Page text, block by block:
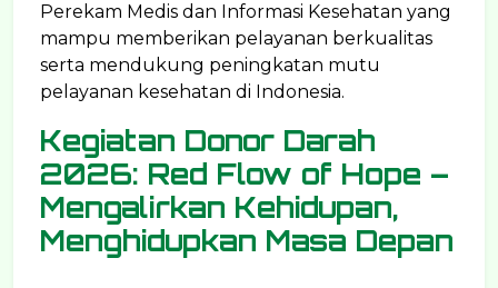
Perekam Medis dan Informasi Kesehatan yang
mampu memberikan pelayanan berkualitas
serta mendukung peningkatan mutu
pelayanan kesehatan di Indonesia.
Kegiatan Donor Darah
2026: Red Flow of Hope –
Mengalirkan Kehidupan,
Menghidupkan Masa Depan